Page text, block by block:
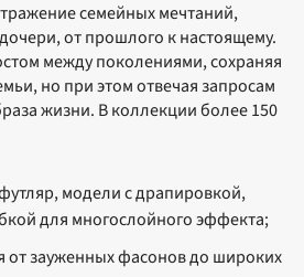
семейных мечтаний,
от прошлого к настоящему.
между поколениями, сохраняя
но при этом отвечая запросам
жизни. В коллекции более 150
модели с драпировкой,
для многослойного эффекта;
от зауженных фасонов до широких